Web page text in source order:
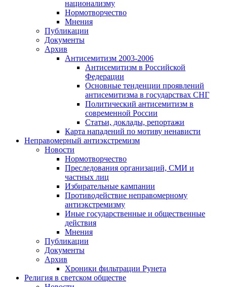
национализму
Нормотворчество
Мнения
Публикации
Документы
Архив
Антисемитизм 2003-2006
Антисемитизм в Российской
Федерации
Основные тенденции проявлений
антисемитизма в государствах СНГ
Политический антисемитизм в
современной России
Статьи, доклады, репортажи
Карта нападений по мотиву ненависти
Неправомерный антиэкстремизм
Новости
Нормотворчество
Преследования организаций, СМИ и
частных лиц
Избирательные кампании
Противодействие неправомерному
антиэкстремизму
Иные государственные и общественные
действия
Мнения
Публикации
Документы
Архив
Хроники фильтрации Рунета
Религия в светском обществе